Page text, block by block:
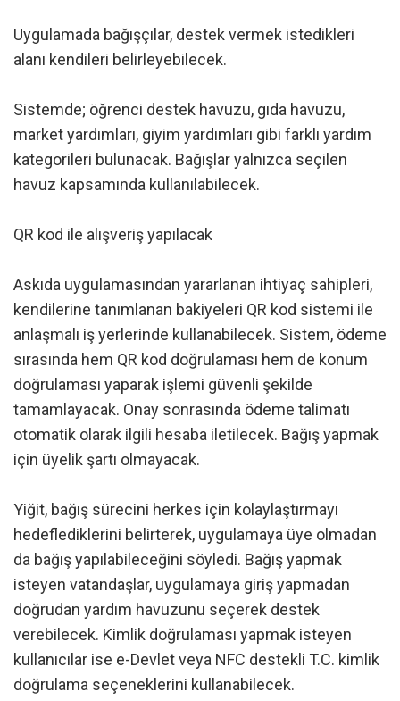
Uygulamada bağışçılar, destek vermek istedikleri
alanı kendileri belirleyebilecek.
Sistemde; öğrenci destek havuzu, gıda havuzu,
market yardımları, giyim yardımları gibi farklı yardım
kategorileri bulunacak. Bağışlar yalnızca seçilen
havuz kapsamında kullanılabilecek.
QR kod ile alışveriş yapılacak
Askıda uygulamasından yararlanan ihtiyaç sahipleri,
kendilerine tanımlanan bakiyeleri QR kod sistemi ile
anlaşmalı iş yerlerinde kullanabilecek. Sistem, ödeme
sırasında hem QR kod doğrulaması hem de konum
doğrulaması yaparak işlemi güvenli şekilde
tamamlayacak. Onay sonrasında ödeme talimatı
otomatik olarak ilgili hesaba iletilecek. Bağış yapmak
için üyelik şartı olmayacak.
Yiğit, bağış sürecini herkes için kolaylaştırmayı
hedeflediklerini belirterek, uygulamaya üye olmadan
da bağış yapılabileceğini söyledi. Bağış yapmak
isteyen vatandaşlar, uygulamaya giriş yapmadan
doğrudan yardım havuzunu seçerek destek
verebilecek. Kimlik doğrulaması yapmak isteyen
kullanıcılar ise e-Devlet veya NFC destekli T.C. kimlik
doğrulama seçeneklerini kullanabilecek.